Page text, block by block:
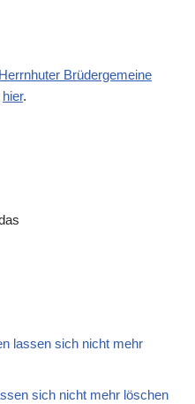
Brüdergemeine
hier.
lassen sich nicht mehr
sich nicht mehr löschen